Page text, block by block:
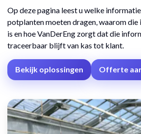
Op deze pagina leest u welke
potplanten moeten dragen, waarom
is en hoe VanDerEng zorgt dat die
traceerbaar blijft van kas tot klant.
Bekijk oplossingen Offerte